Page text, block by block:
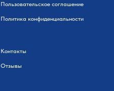
Пользовательское соглашение
Политика конфиденциальности
Контакты
Отзывы